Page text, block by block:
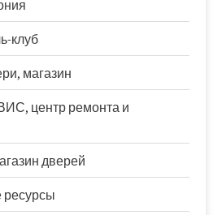
клуб
магазин
центр ремонта и
дверей